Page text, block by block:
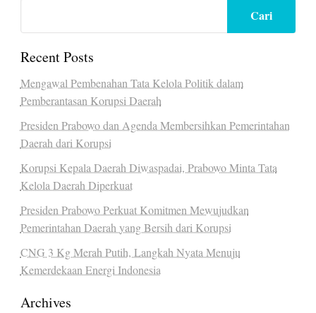
Cari
Recent Posts
Mengawal Pembenahan Tata Kelola Politik dalam
Pemberantasan Korupsi Daerah
Presiden Prabowo dan Agenda Membersihkan Pemerintahan
Daerah dari Korupsi
Korupsi Kepala Daerah Diwaspadai, Prabowo Minta Tata
Kelola Daerah Diperkuat
Presiden Prabowo Perkuat Komitmen Mewujudkan
Pemerintahan Daerah yang Bersih dari Korupsi
CNG 3 Kg Merah Putih, Langkah Nyata Menuju
Kemerdekaan Energi Indonesia
Archives